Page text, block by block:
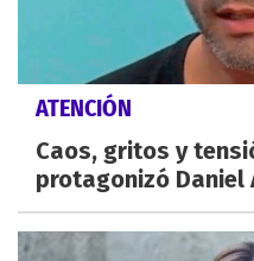
ATENCIÓN
Caos, gritos y
protagonizó Daniel